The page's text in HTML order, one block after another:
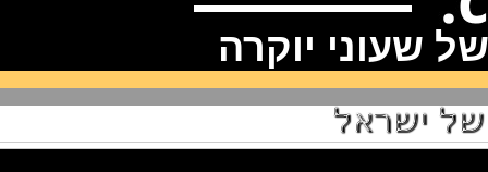
יוקרה